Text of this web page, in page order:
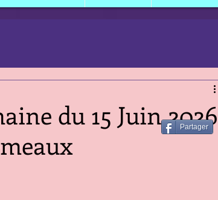
du 15 Juin 2026
Partager